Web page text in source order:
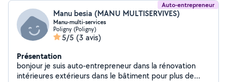
Auto-entrepreneur
Manu besia (MANU MULTISERVIVES)
Manu-multi-services
Poligny (Poligny)
5/5 (3 avis)
Présentation
bonjour je suis auto-entrepreneur dans la rénovation
intérieures extérieurs dans le bâtiment pour plus de